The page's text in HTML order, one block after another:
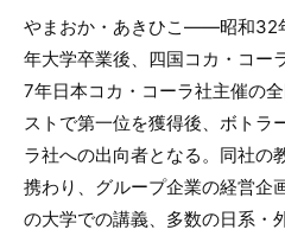
やまおか・あきひこ――昭和32
年大学卒業後、四国コカ・コー
7年日本コカ・コーラ社主催の
ストで第一位を獲得後、ボトラ
ラ社への出向者となる。同社の
携わり、グループ企業の経営企
の大学での講義、多数の日系・